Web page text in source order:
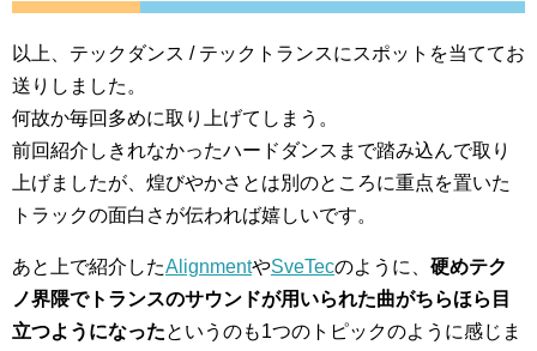
以上、テックダンス / テックトランスにスポットを当ててお
送りしました。
何故か毎回多めに取り上げてしまう。
前回紹介しきれなかったハードダンスまで踏み込んで取り
上げましたが、煌びやかさとは別のところに重点を置いた
トラックの面白さが伝われば嬉しいです。
あと上で紹介したAlignmentやSveTecのように、 硬めテク
ノ界隈でトランスのサウンドが用いられた曲がちらほら目
立つようになったというのも1つのトピックのように感じま